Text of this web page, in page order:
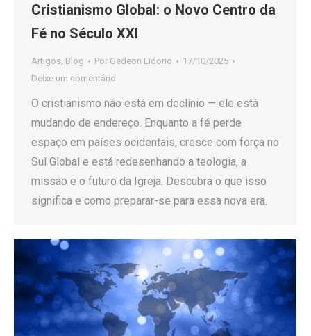
Cristianismo Global: o Novo Centro da
Fé no Século XXI
Artigos, Blog Por Gedeon Lidorio
17/10/2025
Deixe um comentário
O cristianismo não está em declínio — ele está
mudando de endereço. Enquanto a fé perde
espaço em países ocidentais, cresce com força no
Sul Global e está redesenhando a teologia, a
missão e o futuro da Igreja. Descubra o que isso
significa e como preparar-se para essa nova era.